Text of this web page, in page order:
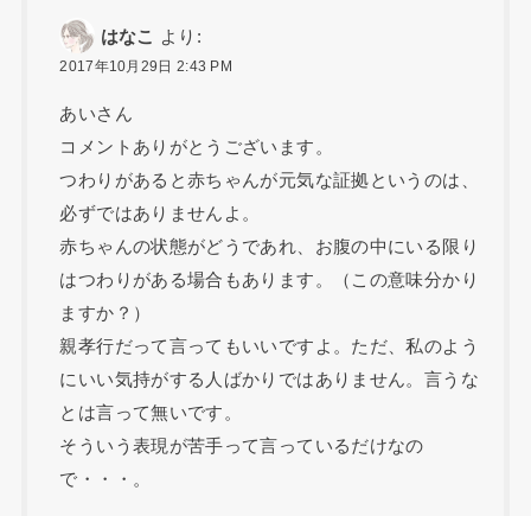
はなこ より:
2017年10月29日 2:43 PM
あいさん
コメントありがとうございます。
つわりがあると赤ちゃんが元気な証拠というのは、
必ずではありませんよ。
赤ちゃんの状態がどうであれ、お腹の中にいる限り
はつわりがある場合もあります。（この意味分かり
ますか？）
親孝行だって言ってもいいですよ。ただ、私のよう
にいい気持がする人ばかりではありません。言うな
とは言って無いです。
そういう表現が苦手って言っているだけなの
で・・・。